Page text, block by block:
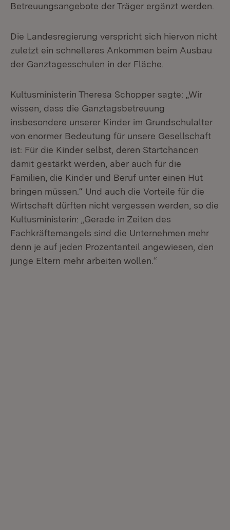
Betreuungsangebote der Träger ergänzt werden.
Die Landesregierung verspricht sich hiervon nicht
zuletzt ein schnelleres Ankommen beim Ausbau
der Ganztagesschulen in der Fläche.
Kultusministerin Theresa Schopper sagte: „Wir
wissen, dass die Ganztagsbetreuung
insbesondere unserer Kinder im Grundschulalter
von enormer Bedeutung für unsere Gesellschaft
ist: Für die Kinder selbst, deren Startchancen
damit gestärkt werden, aber auch für die
Familien, die Kinder und Beruf unter einen Hut
bringen müssen.“ Und auch die Vorteile für die
Wirtschaft dürften nicht vergessen werden, so die
Kultusministerin: „Gerade in Zeiten des
Fachkräftemangels sind die Unternehmen mehr
denn je auf jeden Prozentanteil angewiesen, den
junge Eltern mehr arbeiten wollen.“